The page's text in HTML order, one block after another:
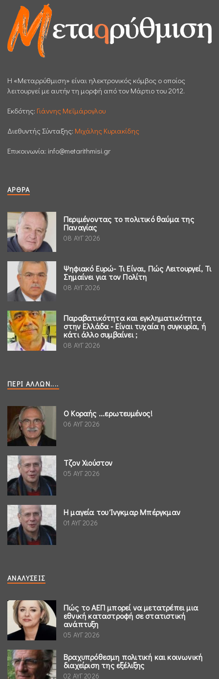
H «Μεταρρύθμιση» είναι ηλεκτρονικός κόμβος ο οποίος
λειτουργεί με αυτήν τη μορφή από τον Μάρτιο του 2012.
Εκδότης: Γιάννης Μεϊμάρογλου
Διεθυντής Σύνταξης: Μιχάλης Κυριακίδης
Επικοινωνία: info@metarithmisi.gr
ΆΡΘΡΑ
Περιμένοντας το πολιτικό θαύμα της
Παναγίας
08 ΑΥΓ 2026
Ψηφιακό Ευρώ- Τι Είναι, Πώς Λειτουργεί, Τι
Σημαίνει για τον Πολίτη
08 ΑΥΓ 2026
Παραβατικότητα και εγκληματικότητα
στην Ελλάδα - Είναι τυχαία η συγκυρία, ή
κάτι άλλο συμβαίνει ;
08 ΑΥΓ 2026
ΠΕΡΊ ΆΛΛΩΝ....
Ο Κοραής ...ερωτευμένος!
06 ΑΥΓ 2026
Τζον Χιούστον
05 ΑΥΓ 2026
Η μαγεία του Ίνγκμαρ Μπέργκμαν
01 ΑΥΓ 2026
ΑΝΑΛΎΣΕΙΣ
Πώς το ΑΕΠ μπορεί να μετατρέπει μια
εθνική καταστροφή σε στατιστική
ανάπτυξη
05 ΑΥΓ 2026
Βραχυπρόθεσμη πολιτική και κοινωνική
διαχείριση της εξέλιξης
02 ΑΥΓ 2026